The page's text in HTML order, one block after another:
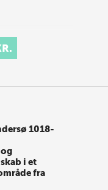
1018-
i et
fra